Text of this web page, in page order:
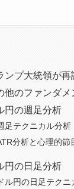
ンプ大統領が再
他のファンダメ
円の週足分析
足テクニカル分析
分析と心理的節
円の日足分析
ドル円の日足テク